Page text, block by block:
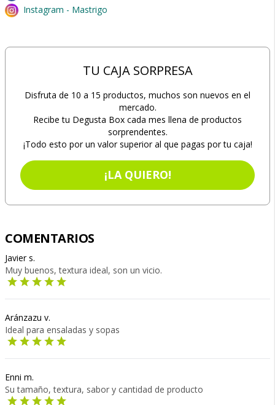
Instagram - Mastrigo
TU CAJA SORPRESA
Disfruta de 10 a 15 productos, muchos son nuevos en el
mercado.
Recibe tu Degusta Box cada mes llena de productos
sorprendentes.
¡Todo esto por un valor superior al que pagas por tu caja!
¡LA QUIERO!
COMENTARIOS
Javier s.
Muy buenos, textura ideal, son un vicio.
Aránzazu v.
Ideal para ensaladas y sopas
Enni m.
Su tamaño, textura, sabor y cantidad de producto